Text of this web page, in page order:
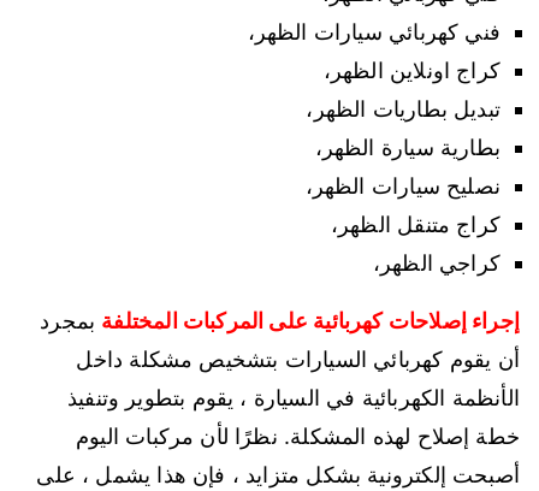
فني كهربائي سيارات الظهر،
كراج اونلاين الظهر،
تبديل بطاريات الظهر،
بطارية سيارة الظهر،
نصليح سيارات الظهر،
كراج متنقل الظهر،
كراجي الظهر،
إجراء إصلاحات كهربائية على المركبات المختلفة بمجرد
أن يقوم كهربائي السيارات بتشخيص مشكلة داخل
الأنظمة الكهربائية في السيارة ، يقوم بتطوير وتنفيذ
خطة إصلاح لهذه المشكلة. نظرًا لأن مركبات اليوم
أصبحت إلكترونية بشكل متزايد ، فإن هذا يشمل ، على